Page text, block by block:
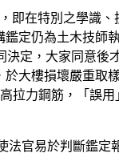
即在特別之學識
定仍為土木技師
定，大家同意後
大樓損壞嚴重取
拉力鋼筋，「誤用
官易於判斷鑑定